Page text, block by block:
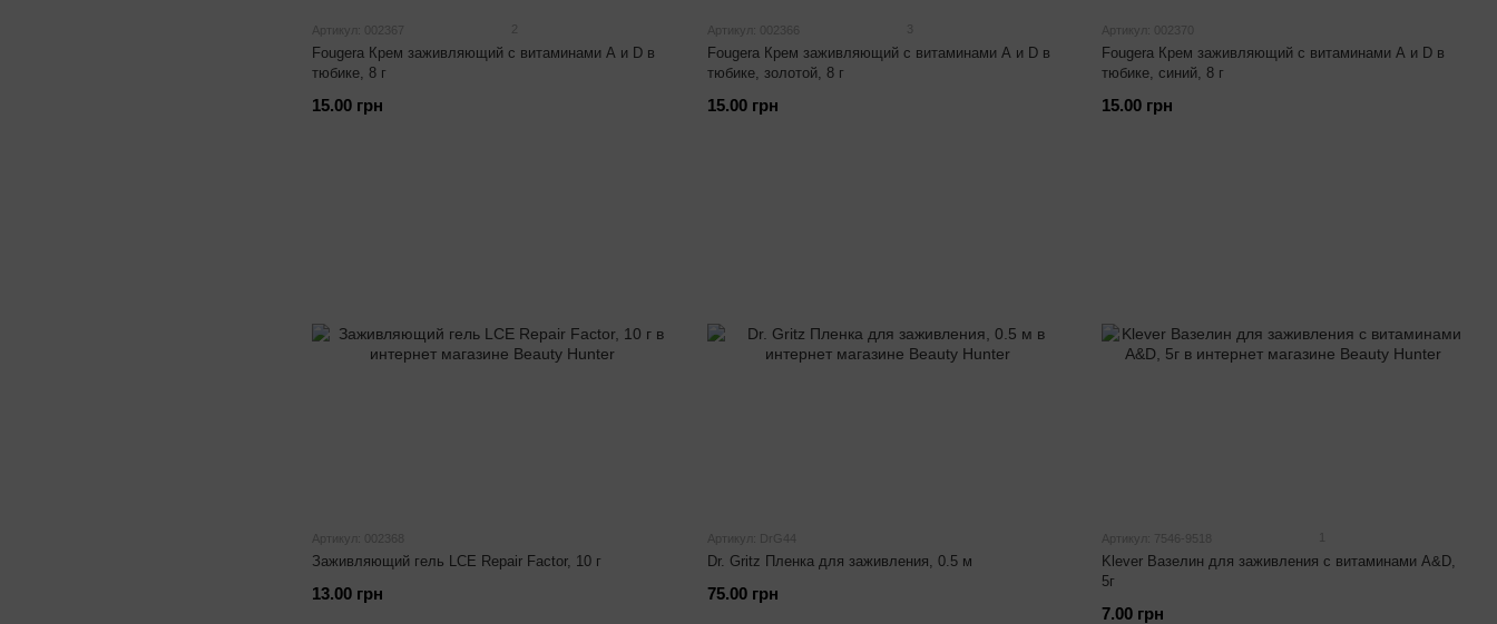
Артикул: 002367
Fougera Крем заживляющий с витаминами A и D в
тюбике, 8 г
15.00 грн
Артикул: 002366
Fougera Крем заживляющий с витаминами A и D в
тюбике, золотой, 8 г
15.00 грн
Артикул: 002370
Fougera Крем заживляющий с витаминами A и D в
тюбике, синий, 8 г
15.00 грн
Артикул: 002368
Заживляющий гель LCE Repair Factor, 10 г
13.00 грн
Артикул: DrG44
Dr. Gritz Пленка для заживления, 0.5 м
75.00 грн
Артикул: 7546-9518
Klever Вазелин для заживления с витаминами А&D,
5г
7.00 грн